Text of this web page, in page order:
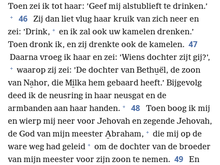
Toen zei ik tot haar: ’Geef mij alstublieft te drinken.’
+ 46
Zij dan liet vlug haar kruik van zich neer en
zei: ’Drink, + en ik zal ook uw kamelen drenken.’
Toen dronk ik, en zij drenkte ook de kamelen. 47
Daarna vroeg ik haar en zei: ’Wiens dochter zijt gij?’,
+ waarop zij zei: ’De dochter van Bethu̱ël, de zoon
van Na̱hor, die Mi̱lka hem gebaard heeft.’ Bijgevolg
deed ik de neusring in haar neusgat en de
armbanden aan haar handen. + 48
Toen boog ik mij
en wierp mij neer voor Jehovah en zegende Jehovah,
de God van mijn meester A̱braham, + die mij op de
ware weg had geleid + om de dochter van de broeder
van mijn meester voor zijn zoon te nemen. 49
En